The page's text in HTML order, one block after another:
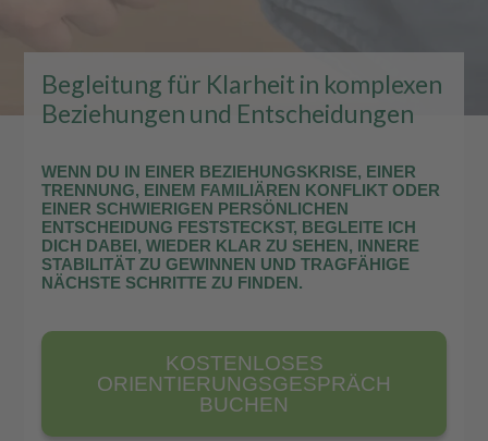
Begleitung für Klarheit in komplexen
Beziehungen und Entscheidungen
WENN DU IN EINER BEZIEHUNGSKRISE, EINER
TRENNUNG, EINEM FAMILIÄREN KONFLIKT ODER
EINER SCHWIERIGEN PERSÖNLICHEN
ENTSCHEIDUNG FESTSTECKST, BEGLEITE ICH
DICH DABEI, WIEDER KLAR ZU SEHEN, INNERE
STABILITÄT ZU GEWINNEN UND TRAGFÄHIGE
NÄCHSTE SCHRITTE ZU FINDEN.
KOSTENLOSES
ORIENTIERUNGSGESPRÄCH
BUCHEN